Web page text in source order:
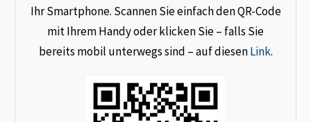
Ihr Smartphone. Scannen Sie einfach den QR-Code
mit Ihrem Handy oder klicken Sie – falls Sie
bereits mobil unterwegs sind – auf diesenLink.